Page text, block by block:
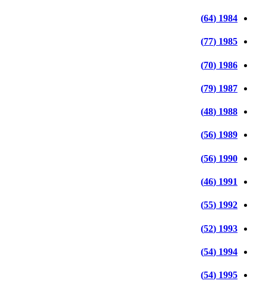
1984 (64)
1985 (77)
1986 (70)
1987 (79)
1988 (48)
1989 (56)
1990 (56)
1991 (46)
1992 (55)
1993 (52)
1994 (54)
1995 (54)